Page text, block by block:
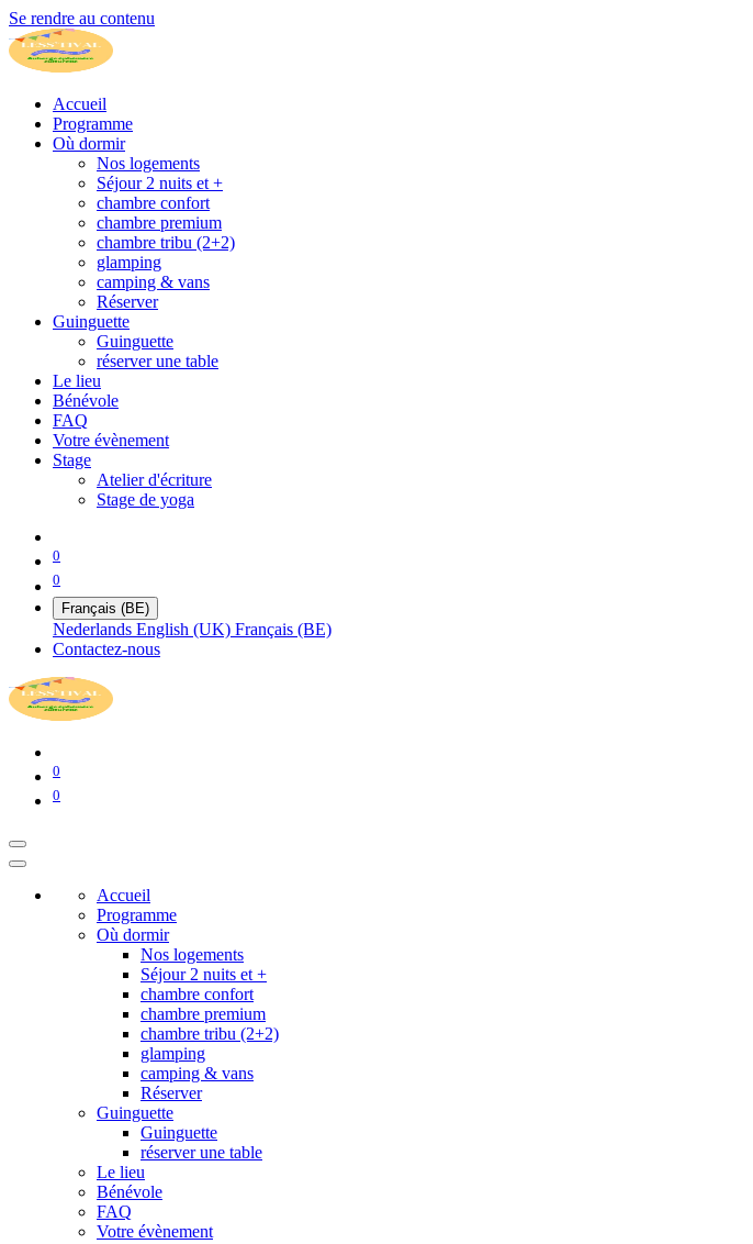
Se rendre au contenu
Accueil
Programme
Où dormir
Nos logements
Séjour 2 nuits et +
chambre confort
chambre premium
chambre tribu (2+2)
glamping
camping & vans
Réserver
Guinguette
Guinguette
réserver une table
Le lieu
Bénévole
FAQ
Votre évènement
Stage
Atelier d'écriture
Stage de yoga
0
0
Français (BE)
Nederlands English (UK) Français (BE)
Contactez-nous
0
0
Accueil
Programme
Où dormir
Nos logements
Séjour 2 nuits et +
chambre confort
chambre premium
chambre tribu (2+2)
glamping
camping & vans
Réserver
Guinguette
Guinguette
réserver une table
Le lieu
Bénévole
FAQ
Votre évènement